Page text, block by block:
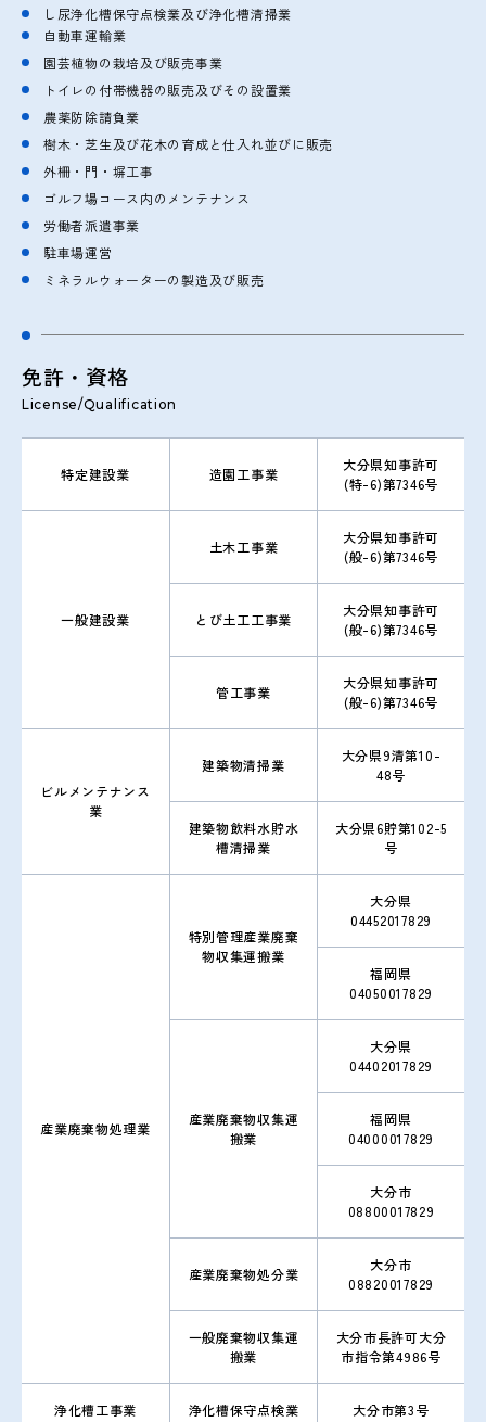
し尿浄化槽保守点検業及び浄化槽清掃業
自動車運輸業
園芸植物の栽培及び販売事業
トイレの付帯機器の販売及びその設置業
農薬防除請負業
樹木・芝生及び花木の育成と仕入れ並びに販売
外柵・門・塀工事
ゴルフ場コース内のメンテナンス
労働者派遣事業
駐車場運営
ミネラルウォーターの製造及び販売
免許・資格
License/Qualification
特定建設業 造園工事業
大分県知事許可
(特-6)第7346号
一般建設業
土木工事業
大分県知事許可
(般-6)第7346号
とび土工工事業
大分県知事許可
(般-6)第7346号
管工事業
大分県知事許可
(般-6)第7346号
ビルメンテナンス
業
建築物清掃業
大分県9清第10-
48号
建築物飲料水貯水
槽清掃業
大分県6貯第102-5
号
産業廃棄物処理業
特別管理産業廃棄
物収集運搬業
大分県
04452017829
福岡県
04050017829
産業廃棄物収集運
搬業
大分県
04402017829
福岡県
04000017829
大分市
08800017829
産業廃棄物処分業
大分市
08820017829
一般廃棄物収集運
搬業
大分市長許可大分
市指令第4986号
浄化槽工事業 浄化槽保守点検業 大分市第3号